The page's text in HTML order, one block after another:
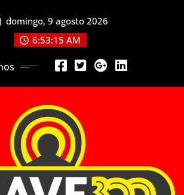
domingo, 9 agosto 2026
6:53:17 AM